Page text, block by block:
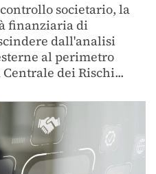
societario, la
finanziaria di
dall'analisi
al perimetro
dei Rischi...